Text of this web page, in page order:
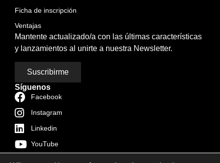
Ficha de inscripción
Ventajas
Mantente actualizado/a con las últimas características
y lanzamientos al unirte a nuestra Newsletter.
Suscribirme
Síguenos
Facebook
Instagram
Linkedin
YouTube